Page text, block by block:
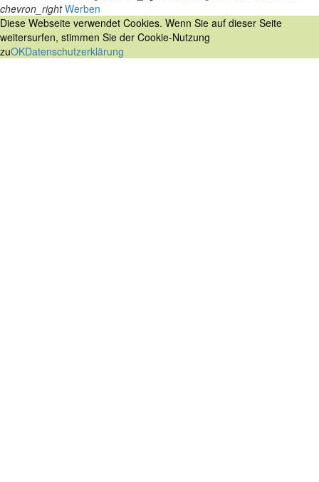
chevron_right Werben
Diese Webseite verwendet Cookies. Wenn Sie auf dieser Seite
weitersurfen, stimmen Sie der Cookie-Nutzung
zuOKDatenschutzerklärung